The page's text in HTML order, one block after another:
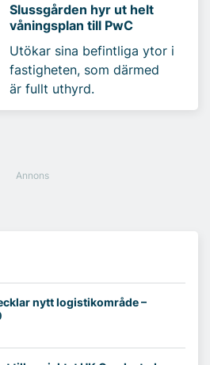
Slussgården hyr ut helt
våningsplan till PwC
Utökar sina befintliga ytor i
fastigheten, som därmed
är fullt uthyrd.
nytt logistikområde –